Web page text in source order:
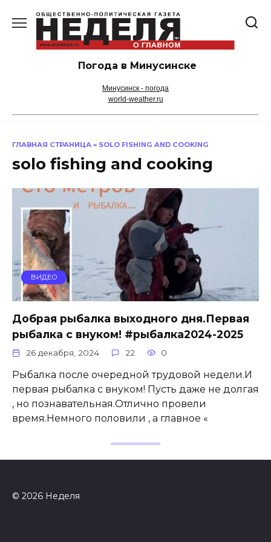
содержанию
Погода в Минусинске
Минусинск - погода
world-weather.ru
ГЛАВНАЯ СТРАНИЦА » SOLO FISHING AND COOKING
solo fishing and cooking
ВИДЕО
Добрая рыбалка выходного дня.Первая
рыбалка с внуком! #рыбалка2024-2025
26 декабря, 2024 22 0
Рыбалка после очередной трудовой недели.И
первая рыбалка с внуком! Пусть даже не долгая
, но познавательная.Отлично провели
время.Немного половили , а главное «
© 2026 Неделя